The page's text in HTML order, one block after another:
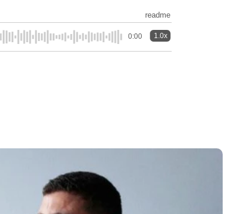
readme
0:00 1.0x